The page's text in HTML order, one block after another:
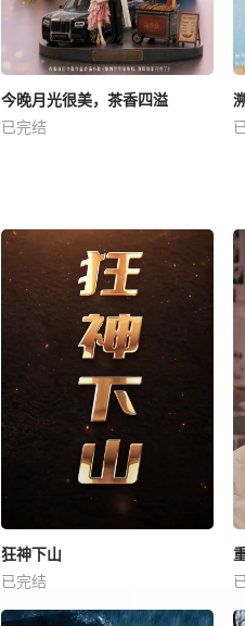
今晚月光很美，茶香四溢
已完结
狂神下山
已完结